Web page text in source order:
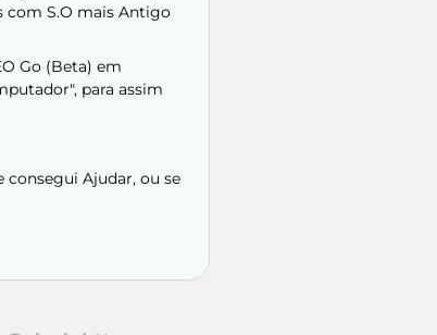
com S.O mais Antigo
Go (Beta) em
para assim
consegui Ajudar, ou se